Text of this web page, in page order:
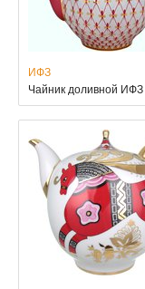
ИФЗ
Чайник доливной